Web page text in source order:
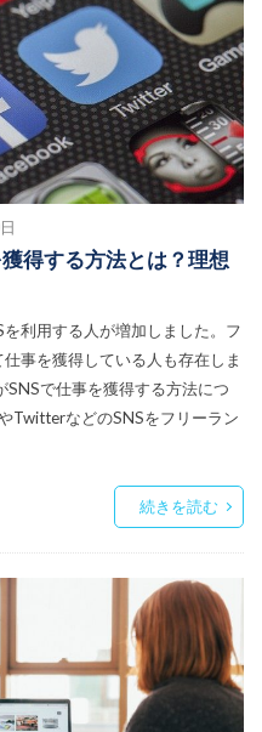
得する方法とは？理想
利用する人が増加しました。フ
事を獲得している人も存在しま
で仕事を獲得する方法につ
TwitterなどのSNSをフリーラン
続きを読む